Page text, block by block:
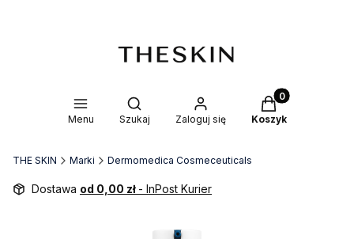
Menu
Otwórz wyszukiwarkę
Szukaj Zaloguj się
Produkty w
Koszyk
THE SKIN Marki Dermomedica Cosmeceuticals
Dostawa od 0,00 zł - InPost Kurier